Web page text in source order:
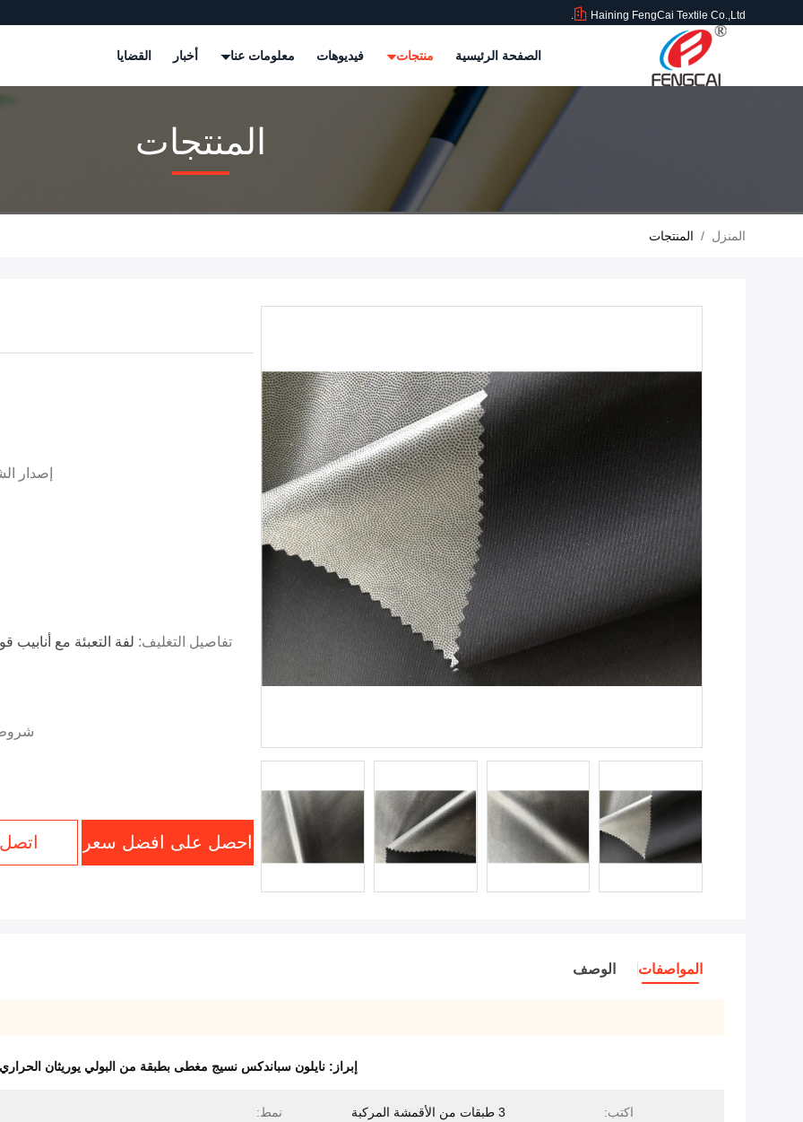
Haining FengCai Textile Co.,Ltd.
الصفحة الرئيسية منتجات فيديوهات معلومات عنا أخبار القضايا
المنتجات
المنزل / المنتجات
إصدار
تفاصيل التغليف: لفة التعبئة مع
احصل على افضل سعر
المواصفات الوصف
إبراز: نايلون سباندكس نسيج مغطى بطبقة من البولي يوريثان الحراري
اكتب: 3 طبقات من الأقمشة المركبة نمط: